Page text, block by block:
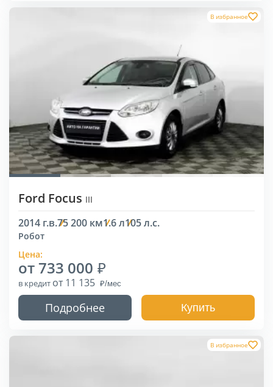
В избранное
Ford Focus III
2014 г.в.75 200 км1.6 л105 л.с.
Робот
Цена:
от 733 000
в кредит от 11 135
Подробнее Купить
В избранное